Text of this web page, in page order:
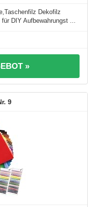
Dekofilz
DIY Aufbewahrungst ...
»
9